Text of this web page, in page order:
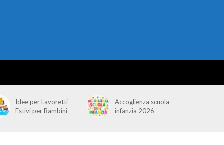
Idee per Lavoretti
Estivi per Bambini
Accoglienza scuola
infanzia 2026